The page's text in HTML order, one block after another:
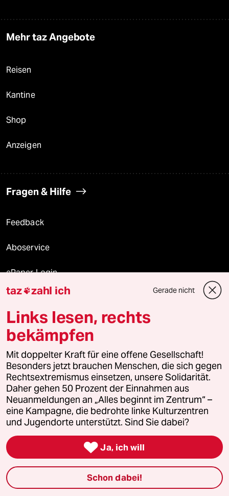
Mehr taz Angebote
Reisen
Kantine
Shop
Anzeigen
Fragen & Hilfe
Feedback
Aboservice
ePaper Login
Downloads für Abonnierende
© 2026 taz Verlags und Vertriebs GmbH
Alle Rechte vorbehalten. Bei rechtlichen Fragen oder für Genehmigungen
wenden Sie sich bitte an
lizenzen@taz.de
Feedback Redaktionsstatut Kommune-Richtlinien
Leitlinie Informant Datenschutz Impressum AGB
Seitenwende Einwilligungen widerrufen (Ads)
taz zahl ich Gerade nicht
Links lesen, rechts
bekämpfen
Mit doppelter Kraft für eine offene Gesellschaft!
Besonders jetzt brauchen Menschen, die sich gegen
Rechtsextremismus einsetzen, unsere Solidarität.
Daher gehen 50 Prozent der Einnahmen aus
Neuanmeldungen an „Alles beginnt im Zentrum“ –
eine Kampagne, die bedrohte linke Kulturzentren
und Jugendorte unterstützt. Sind Sie dabei?
 Ja, ich will
Schon dabei!